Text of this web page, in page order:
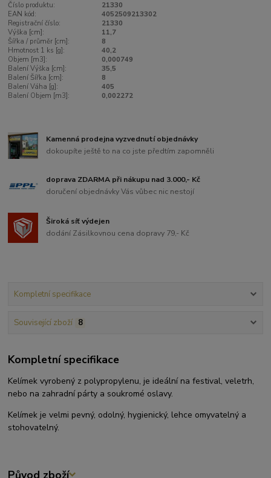
Číslo produktu:
21330
EAN kód:
4052509213302
Registrační číslo:
21330
Výška [cm]:
11,7
Šířka / průměr [cm]:
8
Hmotnost 1 ks [g]:
40,2
Objem [m3]:
0,000749
Balení Výška [cm]:
35,5
Balení Šířka [cm]:
8
Balení Váha [g]:
405
Balení Objem [m3]:
0,002272
Kamenná prodejna vyzvednutí objednávky
dokoupíte ještě to na co jste předtím zapomněli
doprava ZDARMA při nákupu nad 3.000,- Kč
doručení objednávky Vás vůbec nic nestojí
Široká síť výdejen
dodání Zásilkovnou cena dopravy 79,- Kč
Kompletní specifikace
Související zboží 8
Kompletní specifikace
Kelímek vyrobený z polypropylenu, je ideální na festival, veletrh,
nebo na zahradní párty a soukromé oslavy.
Kelímek je velmi pevný, odolný, hygienický, lehce omyvatelný a
stohovatelný.
Původ zboží